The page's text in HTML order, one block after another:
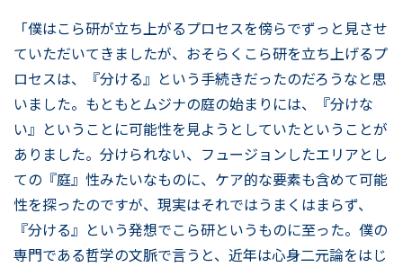
「僕はこら研が立ち上がるプロセスを傍らでずっと見させ
ていただいてきましたが、おそらくこら研を立ち上げるプ
ロセスは、『分ける』という手続きだったのだろうなと思
いました。もともとムジナの庭の始まりには、『分けな
い』ということに可能性を見ようとしていたということが
ありました。分けられない、フュージョンしたエリアとし
ての『庭』性みたいなものに、ケア的な要素も含めて可能
性を探ったのですが、現実はそれではうまくはまらず、
『分ける』という発想でこら研というものに至った。僕の
専門である哲学の文脈で言うと、近年は心身二元論をはじ